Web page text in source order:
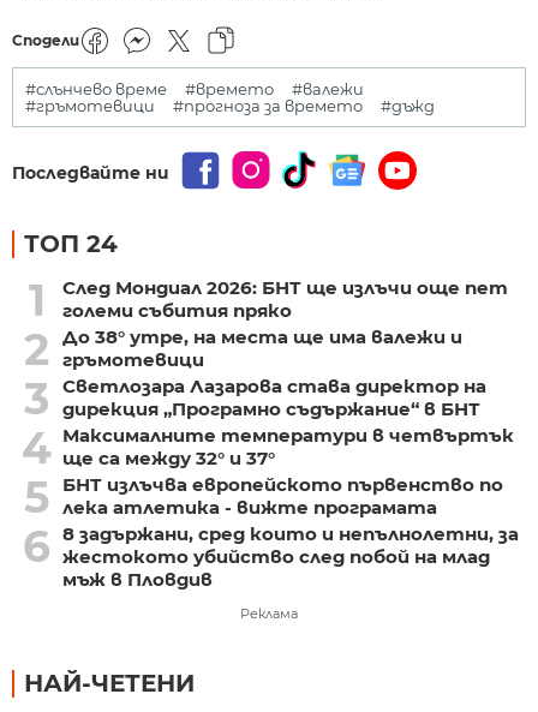
Сподели
#слънчево време #времето
#валежи
#гръмотевици
#прогноза за времето #дъжд
Последвайте ни
ТОП 24
1
След Мондиал 2026: БНТ ще излъчи още пет
големи събития пряко
2
До 38° утре, на места ще има валежи и
гръмотевици
3
Светлозара Лазарова става директор на
дирекция „Програмно съдържание“ в БНТ
4 Максималните температури в четвъртък
ще са между 32° и 37°
5
БНТ излъчва европейското първенство по
лека атлетика - вижте програмата
6 8 задържани, сред които и непълнолетни, за
жестокото убийство след побой на млад
мъж в Пловдив
Реклама
НАЙ-ЧЕТЕНИ